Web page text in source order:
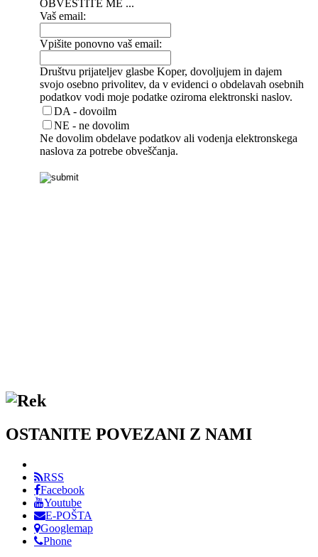
OSTANITE POVEZANI Z NAMI
RSS
Facebook
Youtube
E-POŠTA
Googlemap
Phone